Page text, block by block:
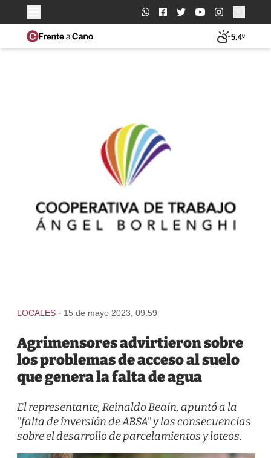
Buscar:
5.4º
LOCALES - 15 de mayo 2023, 09:59
Agrimensores advirtieron sobre
los problemas de acceso al suelo
que genera la falta de agua
El representante, Reinaldo Beain, apuntó a la
"falta de inversión de ABSA" y las consecuencias
sobre el desarrollo de parcelamientos y loteos.